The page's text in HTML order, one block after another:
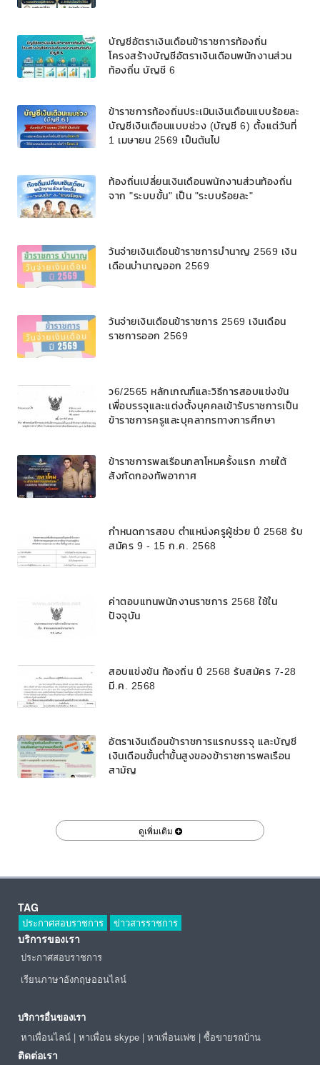
บัญชีอัตราเงินเดือนข้าราชการท้องถิ่น
โครงสร้างบัญชีอัตราเงินเดือนพนักงานส่วน
ท้องถิ่น บัญชี 6
ข้าราชการท้องถิ่นประเมินเงินเดือนแบบร้อยละ
บัญชีเงินเดือนแบบช่วง (บัญชี 6) ตั้งแต่วันที่
1 เมษายน 2569 เป็นต้นไป
ท้องถิ่นเปลี่ยนเงินเดือนพนักงานส่วนท้องถิ่น
จาก "ระบบขั้น" เป็น "ระบบร้อยละ"
วันจ่ายเงินเดือนข้าราชการบํานาญ 2569 เงิน
เดือนบำนาญออก 2569
วันจ่ายเงินเดือนข้าราชการ 2569 เงินเดือน
ราชการออก 2569
ว6/2565 หลักเกณฑ์และวิธีการสอบแข่งขัน
เพื่อบรรจุและแต่งตั้งบุคคลเข้ารับราชการเป็น
ข้าราชการครูและบุคลากรทางการศึกษา
ราชวิทยาลัย สังกัดสำนักงานคณะกรรมการ
การศึกษาขั้นพื้นฐาน
ข้าราชการพลเรือนกลาโหมครั้งแรก ภายใต้
สังกัดกองทัพอากาศ
กำหนดการสอบ ตำแหน่งครูผู้ช่วย ปี 2568 รับ
สมัคร 9 - 15 ก.ค. 2568
ค่าตอบแทนพนักงานราชการ 2568 ใช้ใน
ปัจจุบัน
สอบแข่งขัน ท้องถิ่น ปี 2568 รับสมัคร 7-28
มี.ค. 2568
อัตราเงินเดือนข้าราชการแรกบรรจุ และบัญชี
เงินเดือนขั้นต่ำขั้นสูงของข้าราชการพลเรือน
สามัญ
ดูเพิ่มเติม
TAG
ประกาศสอบราชการ ข่าวสารราชการ
บริการของเรา
ประกาศสอบราชการ
เรียนภาษาอังกฤษออนไลน์
บริการอื่นของเรา
หาเพื่อนไลน์ | หาเพื่อน skype | หาเพื่อนเฟซ | ซื้อขายรถบ้าน
ติดต่อเรา